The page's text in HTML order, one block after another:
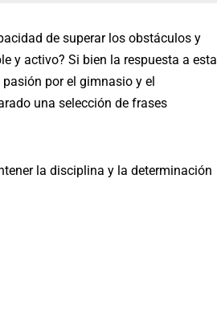
de superar los obstáculos y
y activo? Si bien la respuesta a esta
por el gimnasio y el
una selección de frases
la disciplina y la determinación